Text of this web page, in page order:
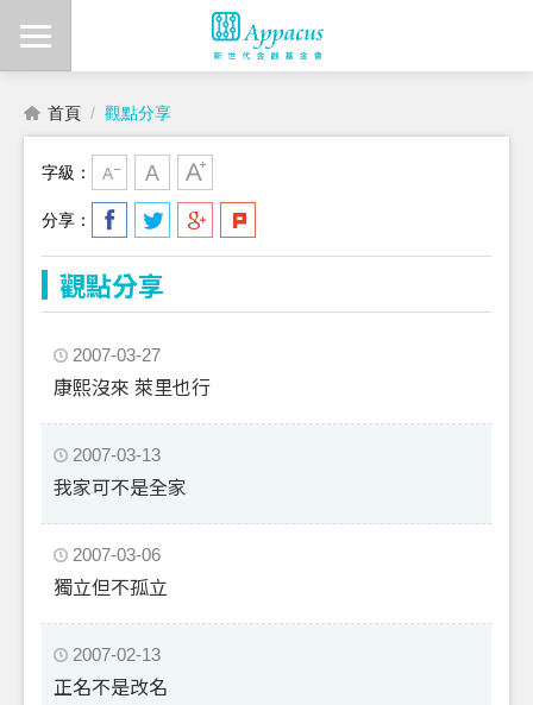
首頁 觀點分享
字級：
分享：
觀點分享
2007-03-27
康熙沒來 萊里也行
2007-03-13
我家可不是全家
2007-03-06
獨立但不孤立
2007-02-13
正名不是改名